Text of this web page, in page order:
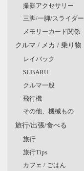
撮影アクセサリー
三脚/一脚/スライダー
メモリーカード関係
クルマ / メカ / 乗り物
レイバック
SUBARU
クルマ一般
飛行機
その他、機械もの
旅行/出張/食べる
旅行
旅行Tips
カフェ / ごはん